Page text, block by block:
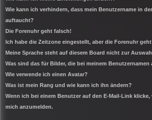
Wie kann ich verhindern, dass mein Benutzername in
auftaucht?
Die Forenuhr geht falsch!
Ich habe die Zeitzone eingestellt, aber die Forenuhr
Meine Sprache steht auf diesem Board nicht zur
Was sind das für Bilder, die bei meinem Benutzernamen
Wie verwende ich einen Avatar?
Was ist mein Rang und wie kann ich ihn ändern?
Wenn ich bei einem Benutzer auf den E-Mail-Link
mich anzumelden.